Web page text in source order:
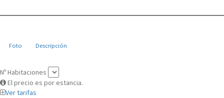
Foto Descripción
Nº Habitaciones
El precio es por estancia.
Ver tarifas